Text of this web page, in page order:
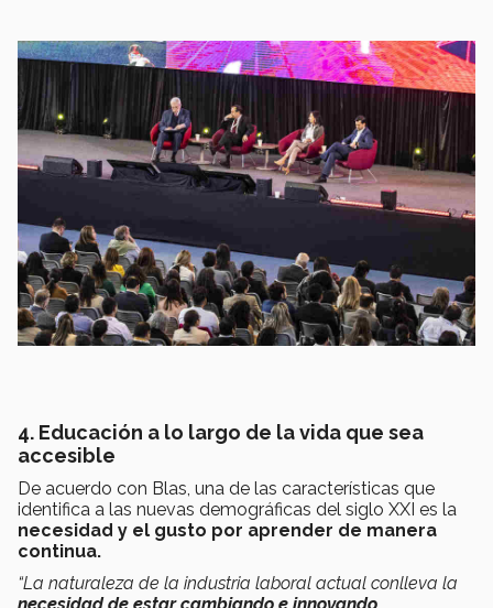
4. Educación a lo largo de la vida que sea
accesible
De acuerdo con Blas, una de las características que
identifica a las nuevas demográficas del siglo XXI es la
necesidad y el gusto por aprender de manera
continua.
“La naturaleza de la industria laboral actual conlleva la